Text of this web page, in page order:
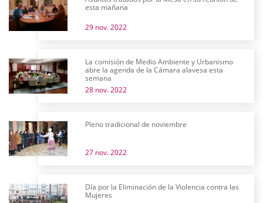
esta mañana
29 nov. 2022
La comisión de Medio Ambiente y Urbanismo
abre la agenda de la Cámara alavesa esta
semana
28 nov. 2022
Pleno tradicional de noviembre
27 nov. 2022
Día por la Eliminación de la Violencia contra las
Mujeres